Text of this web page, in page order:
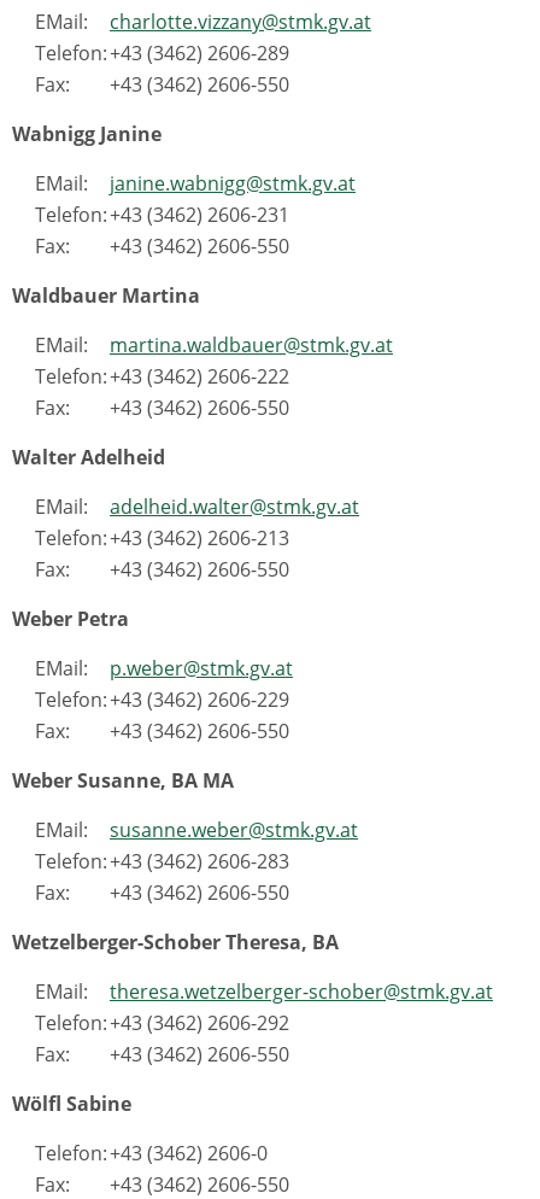
EMail:
charlotte.vizzany@stmk.gv.at
Telefon:+43 (3462) 2606-289
Fax:
+43 (3462) 2606-550
Wabnigg Janine
EMail:
janine.wabnigg@stmk.gv.at
Telefon:+43 (3462) 2606-231
Fax:
+43 (3462) 2606-550
Waldbauer Martina
EMail:
martina.waldbauer@stmk.gv.at
Telefon:+43 (3462) 2606-222
Fax:
+43 (3462) 2606-550
Walter Adelheid
EMail:
adelheid.walter@stmk.gv.at
Telefon:+43 (3462) 2606-213
Fax:
+43 (3462) 2606-550
Weber Petra
EMail:
p.weber@stmk.gv.at
Telefon:+43 (3462) 2606-229
Fax:
+43 (3462) 2606-550
Weber Susanne, BA MA
EMail:
susanne.weber@stmk.gv.at
Telefon:+43 (3462) 2606-283
Fax:
+43 (3462) 2606-550
Wetzelberger-Schober Theresa, BA
EMail:
theresa.wetzelberger-schober@stmk.gv.at
Telefon:+43 (3462) 2606-292
Fax:
+43 (3462) 2606-550
Wölfl Sabine
Telefon:+43 (3462) 2606-0
Fax:
+43 (3462) 2606-550